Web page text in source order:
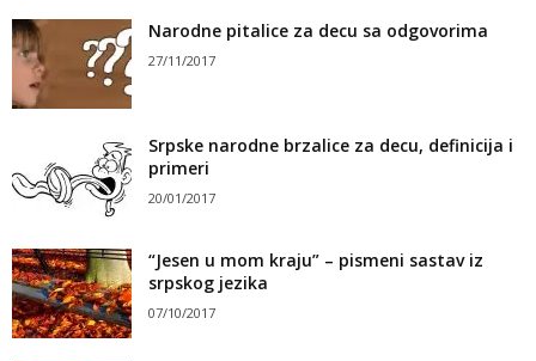
Narodne pitalice za decu sa odgovorima
27/11/2017
Srpske narodne brzalice za decu, definicija i
primeri
20/01/2017
“Jesen u mom kraju” – pismeni sastav iz
srpskog jezika
07/10/2017